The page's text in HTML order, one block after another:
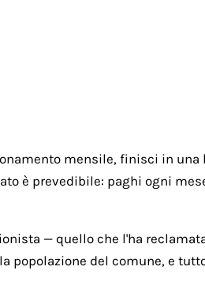
mensile, finisci in
è prevedibile: paghi ogni
— quello che l'ha
popolazione del comune, e